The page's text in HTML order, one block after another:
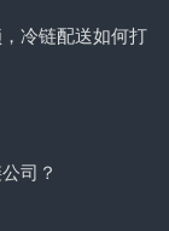
冷链配送如何打
司？